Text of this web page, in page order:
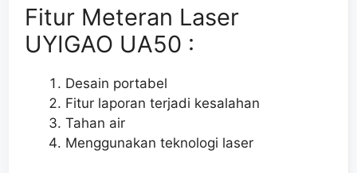
Fitur Meteran Laser
UYIGAO UA50 :
Desain portabel
Fitur laporan terjadi kesalahan
Tahan air
Menggunakan teknologi laser